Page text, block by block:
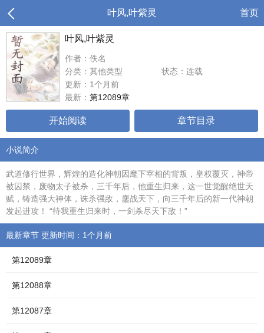
叶风,叶紫灵 首页
叶风,叶紫灵
作者：佚名
分类：其他类型
状态：连载
更新：1个月前
最新： 第12089章
开始阅读 章节目录
小说简介
武道修行世界，辉煌的造化神朝因麾下宰相的背叛，皇权覆灭，神帝
被囚禁，废物太子被杀，三千年后，他重生归来，这一世觉醒绝世天
赋，铸造强大神体，诛杀强敌，鏖战天下，向三千年后的新一代神朝
发起进攻！ “待我重生归来时，一剑杀尽天下敌！”
最新章节 更新时间：1个月前
第12089章
第12088章
第12087章